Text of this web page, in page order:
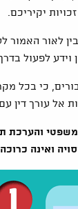
יקיריכם.
לאור האמור
וידע לפעול
כי בכל
אל עורך דין
משפטי והערכת
ואינה